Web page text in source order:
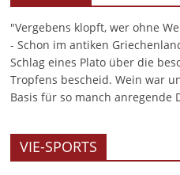
"Vergebens klopft, wer ohne
- Schon im antiken
Schlag eines Plato über die
Tropfens bescheid. Wein war
Basis für so manch anregende
VIE-SPORTS